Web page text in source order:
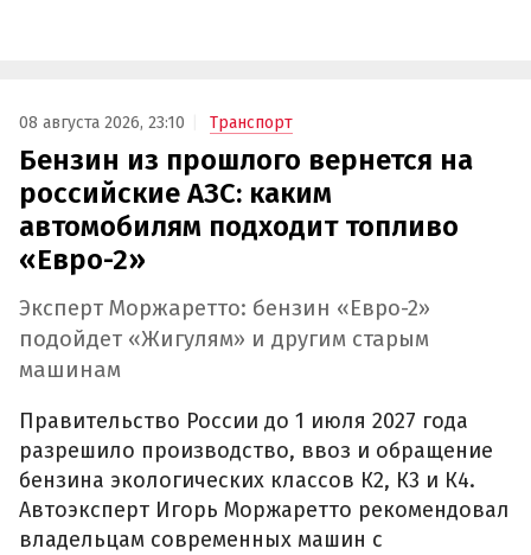
08 августа 2026, 23:10 Транспорт
Бензин из прошлого вернется на
российские АЗС: каким
автомобилям подходит топливо
«Евро-2»
Эксперт Моржаретто: бензин «Евро-2»
подойдет «Жигулям» и другим старым
машинам
Правительство России до 1 июля 2027 года
разрешило производство, ввоз и обращение
бензина экологических классов К2, К3 и К4.
Автоэксперт Игорь Моржаретто рекомендовал
владельцам современных машин с